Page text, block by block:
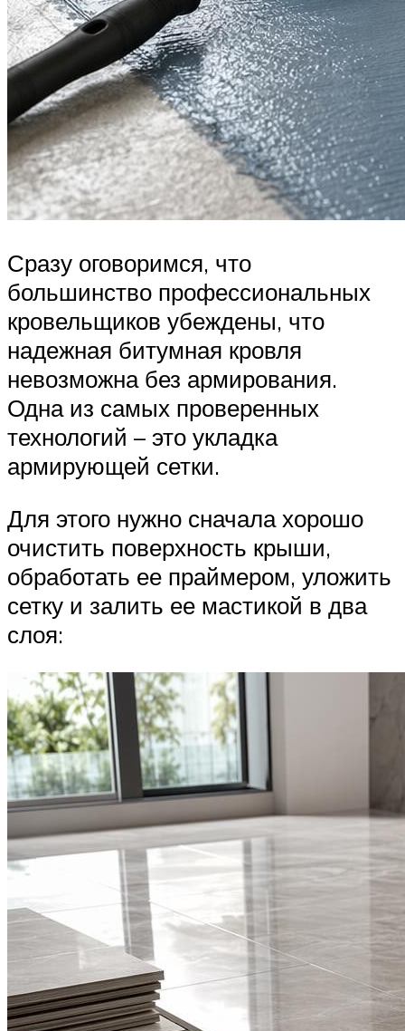
Сразу оговоримся, что
большинство профессиональных
кровельщиков убеждены, что
надежная битумная кровля
невозможна без армирования.
Одна из самых проверенных
технологий – это укладка
армирующей сетки.
Для этого нужно сначала хорошо
очистить поверхность крыши,
обработать ее праймером, уложить
сетку и залить ее мастикой в два
слоя: